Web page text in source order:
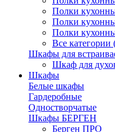
Полки
Полки
Полки
Все категории
Шкафы для
Шкаф для
Шкафы
Белые шкафы
Гардеробные
Одностворчатые
Шкафы БЕРГЕН
Берген ПРО